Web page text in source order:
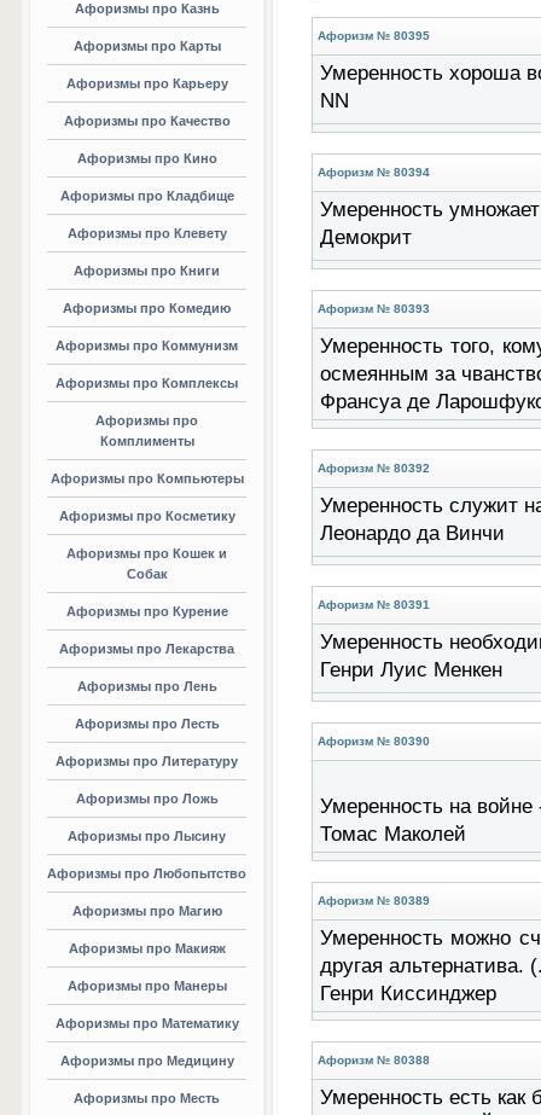
Афоризмы про Казнь
Афоризмы про Карты
Афоризмы про Карьеру
Афоризмы про Качество
Афоризмы про Кино
Афоризмы про Кладбище
Афоризмы про Клевету
Афоризмы про Книги
Афоризмы про Комедию
Афоризмы про Коммунизм
Афоризмы про Комплексы
Афоризмы про
Комплименты
Афоризмы про Компьютеры
Афоризмы про Косметику
Афоризмы про Кошек и
Собак
Афоризмы про Курение
Афоризмы про Лекарства
Афоризмы про Лень
Афоризмы про Лесть
Афоризмы про Литературу
Афоризмы про Ложь
Афоризмы про Лысину
Афоризмы про Любопытство
Афоризмы про Магию
Афоризмы про Макияж
Афоризмы про Манеры
Афоризмы про Математику
Афоризмы про Медицину
Афоризмы про Месть
Афоризм № 80395
Умеренность хороша
NN
Афоризм № 80394
Умеренность
Демокрит
Афоризм № 80393
Умеренность того,
осмеянным за
Франсуа де
Афоризм № 80392
Умеренность служит
Леонардо да Винчи
Афоризм № 80391
Умеренность
Генри Луис Менкен
Афоризм № 80390
Умеренность на войне
Томас Маколей
Афоризм № 80389
Умеренность можно
другая альтернатива.
Генри Киссинджер
Афоризм № 80388
Умеренность есть